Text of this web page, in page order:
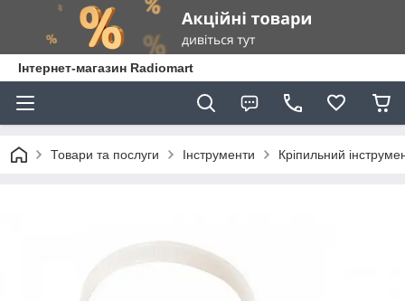
Інтернет-магазин Radiomart
Товари та послуги Інструменти Кріпильний